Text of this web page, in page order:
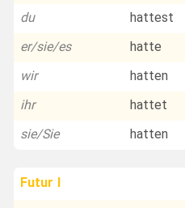
du
hattest
er/sie/es
hatte
wir
hatten
ihr
hattet
sie/Sie
hatten
Futur I